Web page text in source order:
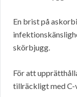
En brist på
skörbjugg.
För att
tillräckligt med C-